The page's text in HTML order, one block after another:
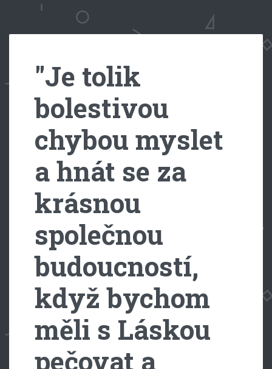
"Je tolik
bolestivou
chybou myslet
a hnát se za
krásnou
společnou
budoucností,
když bychom
měli s Láskou
pečovat a